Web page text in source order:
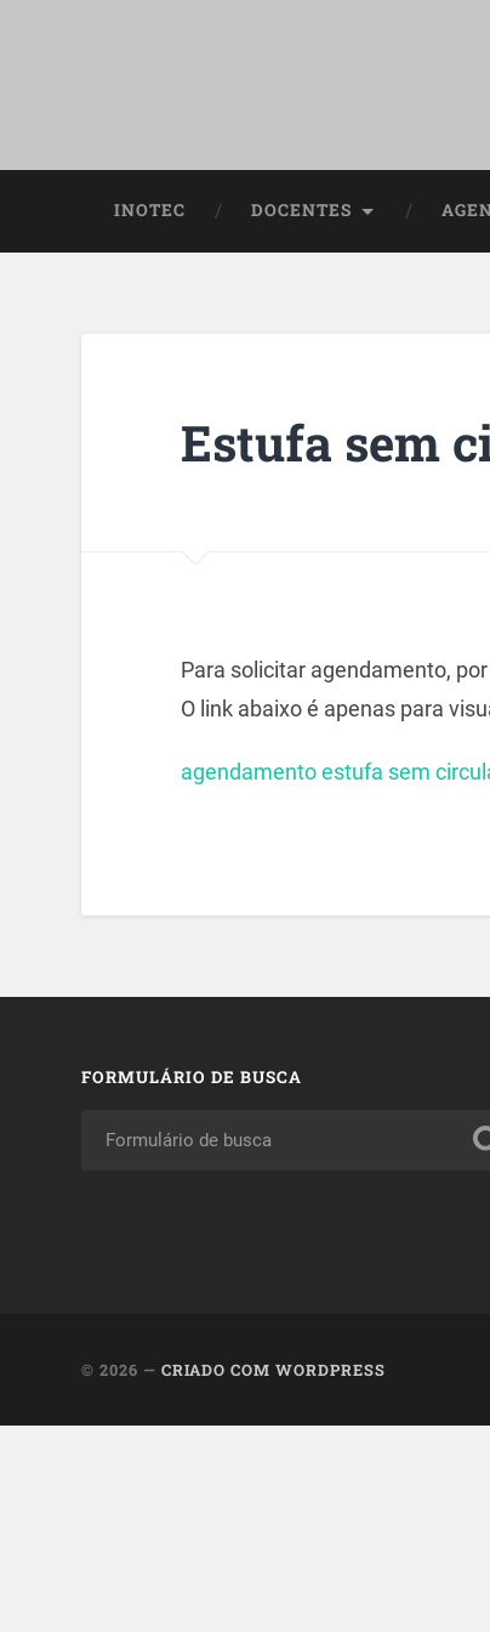
INOTEC DOCENTES
Estufa sem
Para solicitar agendamento,
O link abaixo é apenas para
agendamento estufa sem
FORMULÁRIO DE BUSCA
© 2026 —CRIADO COM WORDPRESS